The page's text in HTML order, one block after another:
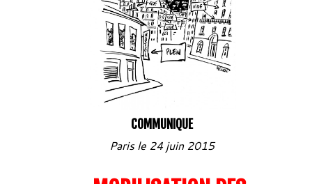
COMMUNIQUE
Paris le 24 juin 2015